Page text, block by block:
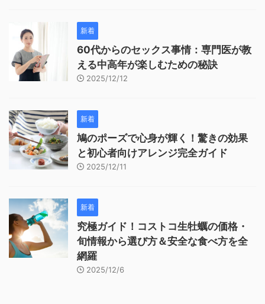
新着
60代からのセックス事情：専門医が教
える中高年が楽しむための秘訣
2025/12/12
新着
鳩のポーズで心身が輝く！驚きの効果
と初心者向けアレンジ完全ガイド
2025/12/11
新着
究極ガイド！コストコ生牡蠣の価格・
旬情報から選び方＆安全な食べ方を全
網羅
2025/12/6